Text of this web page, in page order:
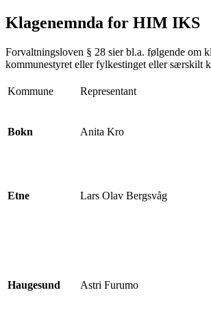
Klagenemnda for HIM IKS
Forvaltningsloven § 28 sier bl.a. følgende om
kommunestyret eller fylkestinget eller særskilt
Kommune Representant
Bokn Anita Kro
Etne Lars Olav Bergsvåg
Haugesund Astri Furumo